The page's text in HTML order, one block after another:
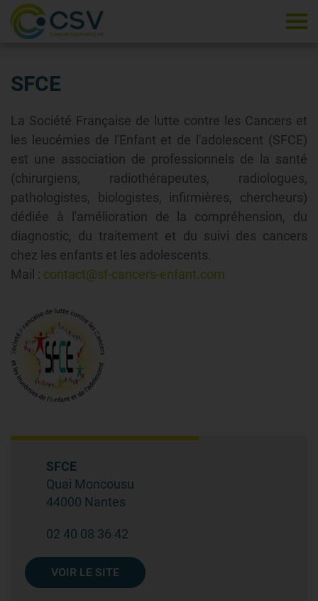
SFCE
La Société Française de lutte contre les Cancers et
les leucémies de l'Enfant et de l'adolescent (SFCE)
est une association de professionnels de la santé
(chirurgiens, radiothérapeutes, radiologues,
pathologistes, biologistes, infirmières, chercheurs)
dédiée à l'amélioration de la compréhension, du
diagnostic, du traitement et du suivi des cancers
chez les enfants et les adolescents.
Mail : contact@sf-cancers-enfant.com
SFCE
Quai Moncousu
44000 Nantes
02 40 08 36 42
VOIR LE SITE